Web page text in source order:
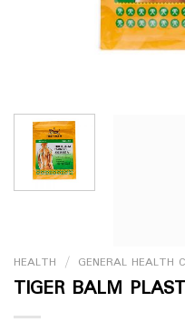
HEALTH / GENERAL HEALTH
TIGER BALM